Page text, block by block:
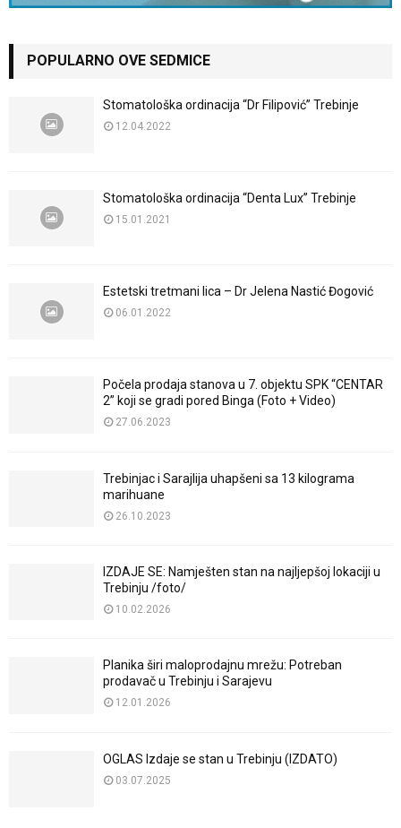
POPULARNO OVE SEDMICE
Stomatološka ordinacija “Dr Filipović” Trebinje
12.04.2022
Stomatološka ordinacija “Denta Lux” Trebinje
15.01.2021
Estetski tretmani lica – Dr Jelena Nastić Đogović
06.01.2022
Počela prodaja stanova u 7. objektu SPK “CENTAR
2” koji se gradi pored Binga (Foto + Video)
27.06.2023
Trebinjac i Sarajlija uhapšeni sa 13 kilograma
marihuane
26.10.2023
IZDAJE SE: Namješten stan na najljepšoj lokaciji u
Trebinju /foto/
10.02.2026
Planika širi maloprodajnu mrežu: Potreban
prodavač u Trebinju i Sarajevu
12.01.2026
OGLAS Izdaje se stan u Trebinju (IZDATO)
03.07.2025